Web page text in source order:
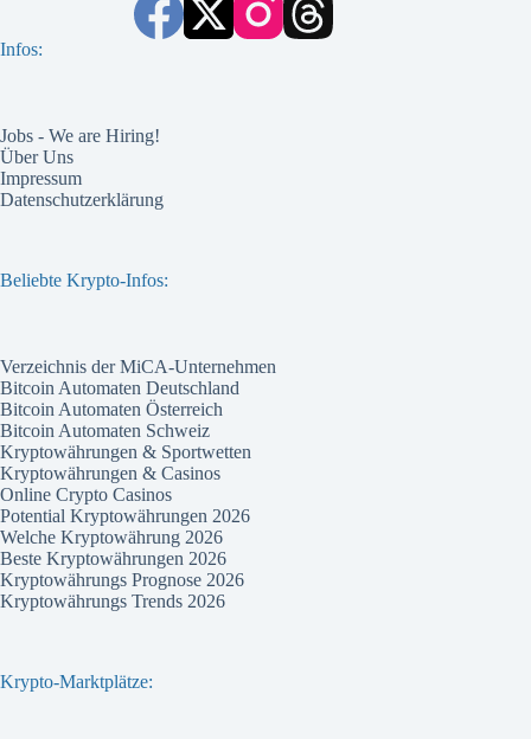
Infos:
Jobs - We are Hiring!
Über Uns
Impressum
Datenschutzerklärung
Beliebte Krypto-Infos:
Verzeichnis der MiCA-Unternehmen
Bitcoin Automaten Deutschland
Bitcoin Automaten Österreich
Bitcoin Automaten Schweiz
Kryptowährungen & Sportwetten
Kryptowährungen & Casinos
Online Crypto Casinos
Potential Kryptowährungen 2026
Welche Kryptowährung 2026
Beste Kryptowährungen 2026
Kryptowährungs Prognose 2026
Kryptowährungs Trends 2026
Krypto-Marktplätze: